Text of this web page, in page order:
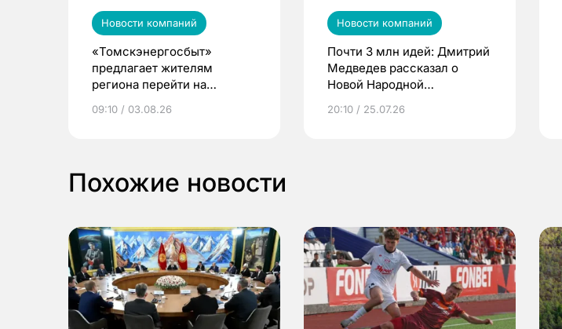
Новости компаний
«Томскэнергосбыт»
предлагает жителям
региона перейти на
выиграть призы
09:10 / 03.08.26
Новости компаний
Почти 3 млн идей: Дмитрий
Медведев рассказал о
Новой Народной
20:10 / 25.07.26
Похожие новости